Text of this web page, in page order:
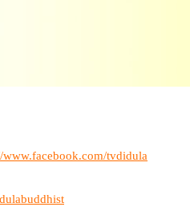
www.facebook.com/tvdidula